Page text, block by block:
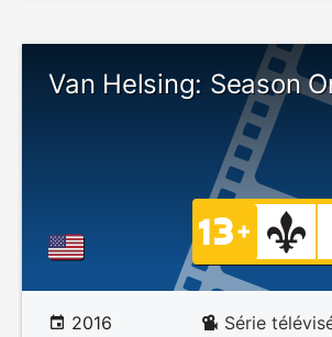
Van Helsing: Season
2016 Série